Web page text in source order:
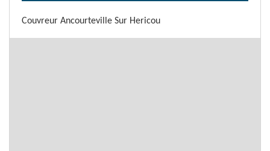
Couvreur Ancourteville Sur Hericou